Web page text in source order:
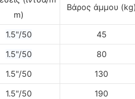
m)
Βάρος άμμου (kg)
1.5"/50
45
1.5"/50
80
1.5"/50
130
1.5"/50
190